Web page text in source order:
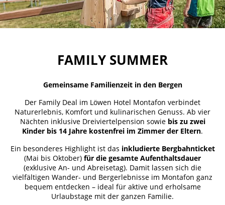
FAMILY SUMMER
Gemeinsame Familienzeit in den Bergen
Der Family Deal im Löwen Hotel Montafon verbindet
Naturerlebnis, Komfort und kulinarischen Genuss. Ab vier
Nächten inklusive Dreiviertelpension sowie bis zu zwei
Kinder bis 14 Jahre kostenfrei im Zimmer der Eltern.
Ein besonderes Highlight ist das inkludierte Bergbahnticket
(Mai bis Oktober) für die gesamte Aufenthaltsdauer
(exklusive An- und Abreisetag). Damit lassen sich die
vielfältigen Wander- und Bergerlebnisse im Montafon ganz
bequem entdecken – ideal für aktive und erholsame
Urlaubstage mit der ganzen Familie.